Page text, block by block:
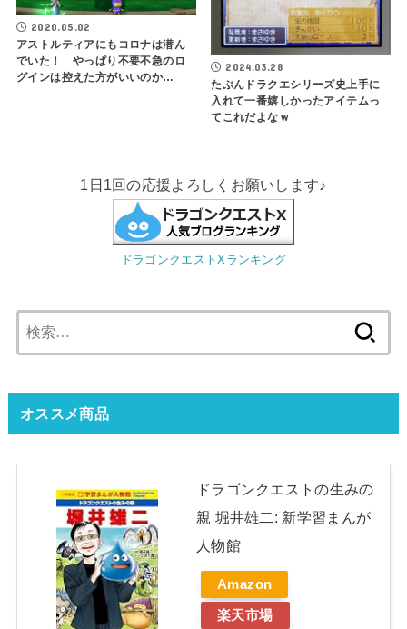
2020.05.02
アストルティアにもコロナは潜ん
でいた！ やっぱり不要不急のロ
グインは控えた方がいいのか…
2024.03.28
たぶんドラクエシリーズ史上手に
入れて一番嬉しかったアイテムっ
てこれだよなｗ
1日1回の応援よろしくお願いします♪
ドラゴンクエストXランキング
索:
オススメ商品
ドラゴンクエストの生みの
親 堀井雄二: 新学習まんが
人物館
Amazon
楽天市場